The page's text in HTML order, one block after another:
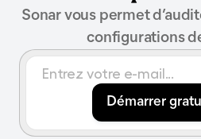
Sonar vous permet
configurations
Démarrer